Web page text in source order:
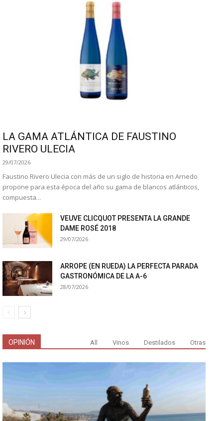
LA GAMA ATLÁNTICA DE FAUSTINO
RIVERO ULECIA
29/07/2026
Faustino Rivero Ulecia con más de un siglo de historia en Arnedo
propone para esta época del año su gama de blancos atlánticos,
compuesta...
VEUVE CLICQUOT PRESENTA LA GRANDE
DAME ROSÉ 2018
29/07/2026
ARROPE (EN RUEDA) LA PERFECTA PARADA
GASTRONÓMICA DE LA A-6
28/07/2026
OPINIÓN All Vinos Destilados Otras